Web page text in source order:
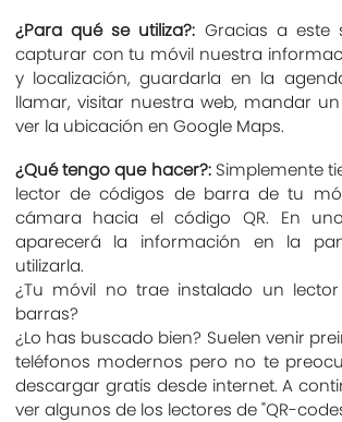
¿Para qué se utiliza?: Gracias a este
capturar con tu móvil nuestra
y localización, guardarla en la
llamar, visitar nuestra web, mandar
ver la ubicación en Google Maps.
¿Qué tengo que hacer?:Simplemente
lector de códigos de barra de tu
cámara hacia el código QR. En
aparecerá la información en la
utilizarla.
¿Tu móvil no trae instalado un
barras?
¿Lo has buscado bien? Suelen venir
teléfonos modernos pero no te
descargar gratis desde internet. A
ver algunos de los lectores de "QR-